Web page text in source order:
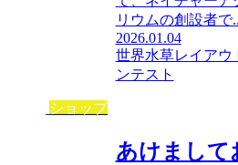
リウムの創設者で
2026.01.04
世界水草レイアウ
ンテスト
ショップ
あけまして